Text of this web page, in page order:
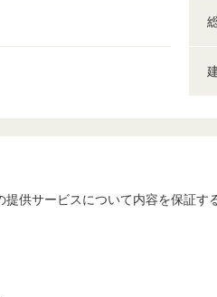
供サービスについて内容を保証す